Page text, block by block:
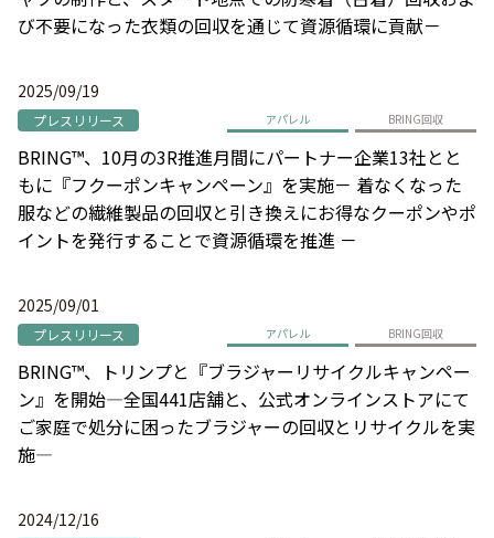
び不要になった衣類の回収を通じて資源循環に貢献－
2025/09/19
プレスリリース アパレル BRING回収
BRING™、10月の3R推進月間にパートナー企業13社とと
もに『フクーポンキャンペーン』を実施－ 着なくなった
服などの繊維製品の回収と引き換えにお得なクーポンやポ
イントを発行することで資源循環を推進 －
2025/09/01
プレスリリース アパレル BRING回収
BRING™、トリンプと『ブラジャーリサイクルキャンペー
ン』を開始―全国441店舗と、公式オンラインストアにて
ご家庭で処分に困ったブラジャーの回収とリサイクルを実
施―
2024/12/16